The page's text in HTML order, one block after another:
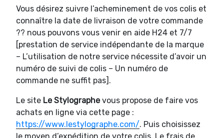
Vous désirez suivre l’acheminement de vos colis et
connaître la date de livraison de votre commande
?? nous pouvons vous venir en aide H24 et 7/7
[prestation de service indépendante de la marque
– L’utilisation de notre service nécessite d’avoir un
numéro de suivi de colis – Un numéro de
commande ne suffit pas].
Le site Le Stylographevous propose de faire vos
achats en ligne via cette page :
https://www.lestylographe.com/. Puis choisissez